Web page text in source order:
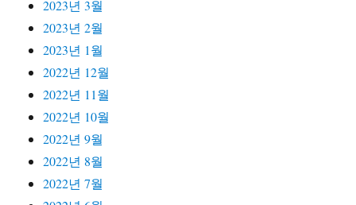
2023년 3월
2023년 2월
2023년 1월
2022년 12월
2022년 11월
2022년 10월
2022년 9월
2022년 8월
2022년 7월